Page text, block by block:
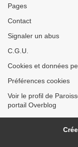
Pages
Contact
Signaler un abus
C.G.U.
Cookies et données
Préférences cookies
Voir le profil de
portail Overblog